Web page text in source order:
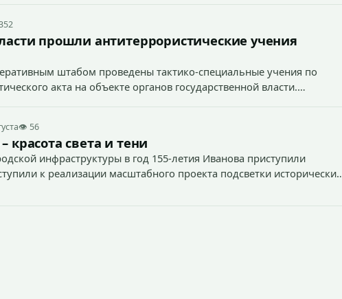
прошли антитеррористические учения
штабом проведены тактико-специальные учения по
акта на объекте органов государственной власти.
👁 56
красота света и тени
инфраструктуры в год 155-летия Иванова приступили
к реализации масштабного проекта подсветки исторических